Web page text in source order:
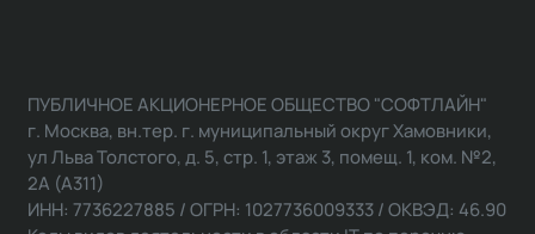
ПУБЛИЧНОЕ АКЦИОНЕРНОЕ ОБЩЕСТВО "СОФТЛАЙН"
г. Москва, вн.тер. г. муниципальный округ Хамовники,
ул Льва Толстого, д. 5, стр. 1, этаж 3, помещ. 1, ком. №2,
2А (А311)
ИНН: 7736227885 / ОГРН: 1027736009333 / ОКВЭД: 46.90